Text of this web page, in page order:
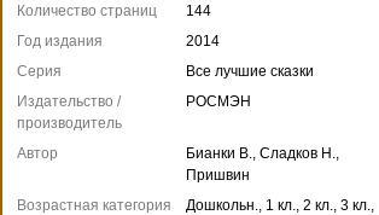
Количество страниц
144
Год издания
2014
Серия
Все лучшие сказки
Издательство /
производитель
РОСМЭН
Автор
Бианки В., Сладков Н.,
Пришвин
Возрастная категория
Дошкольн., 1 кл., 2 кл., 3 кл.,